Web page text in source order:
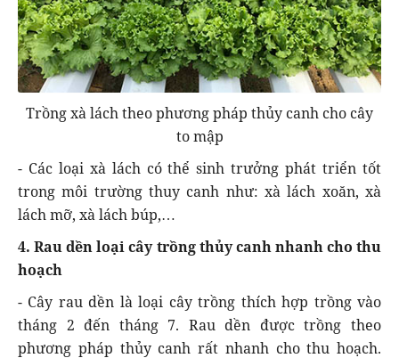
Trồng xà lách theo phương pháp thủy canh cho cây
to mập
- Các loại xà lách có thể sinh trưởng phát triển tốt
trong môi trường thuy canh như: xà lách xoăn, xà
lách mỡ, xà lách búp,…
4. Rau dền loại cây trồng thủy canh nhanh cho thu
hoạch
- Cây rau dền là loại cây trồng thích hợp trồng vào
tháng 2 đến tháng 7. Rau dền được trồng theo
phương pháp thủy canh rất nhanh cho thu hoạch.